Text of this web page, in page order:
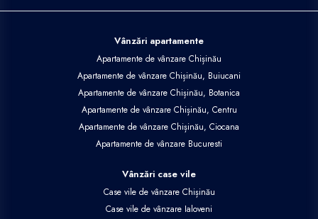
Vânzări apartamente
Apartamente de vânzare Chișinău
Apartamente de vânzare Chișinău, Buiucani
Apartamente de vânzare Chișinău, Botanica
Apartamente de vânzare Chișinău, Centru
Apartamente de vânzare Chișinău, Ciocana
Apartamente de vânzare Bucuresti
Vânzări case vile
Case vile de vânzare Chișinău
Case vile de vânzare Ialoveni